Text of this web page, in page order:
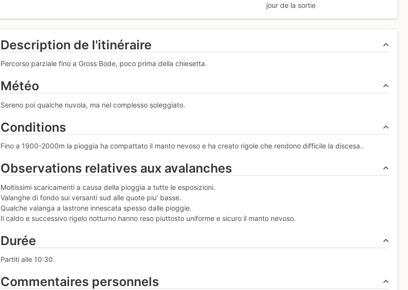
jour de la sortie
Description de l'itinéraire
Percorso parziale fino a Gross Bode, poco prima della chiesetta.
Météo
Sereno poi qualche nuvola, ma nel complesso soleggiato.
Conditions
Fino a 1900-2000m la pioggia ha compattato il manto nevoso e ha creato rigole che rendono difficile la discesa..
Observations relatives aux avalanches
Moltissimi scaricamenti a causa della pioggia a tutte le esposizioni.
Valanghe di fondo sui versanti sud alle quote piu' basse.
Qualche valanga a lastrone innescata spesso dalle pioggie.
Il caldo e successivo rigelo notturno hanno reso piuttosto uniforme e sicuro il manto nevoso.
Durée
Partiti alle 10:30.
Commentaires personnels